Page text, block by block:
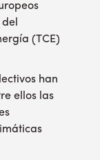
(TCE)
han
ellos las